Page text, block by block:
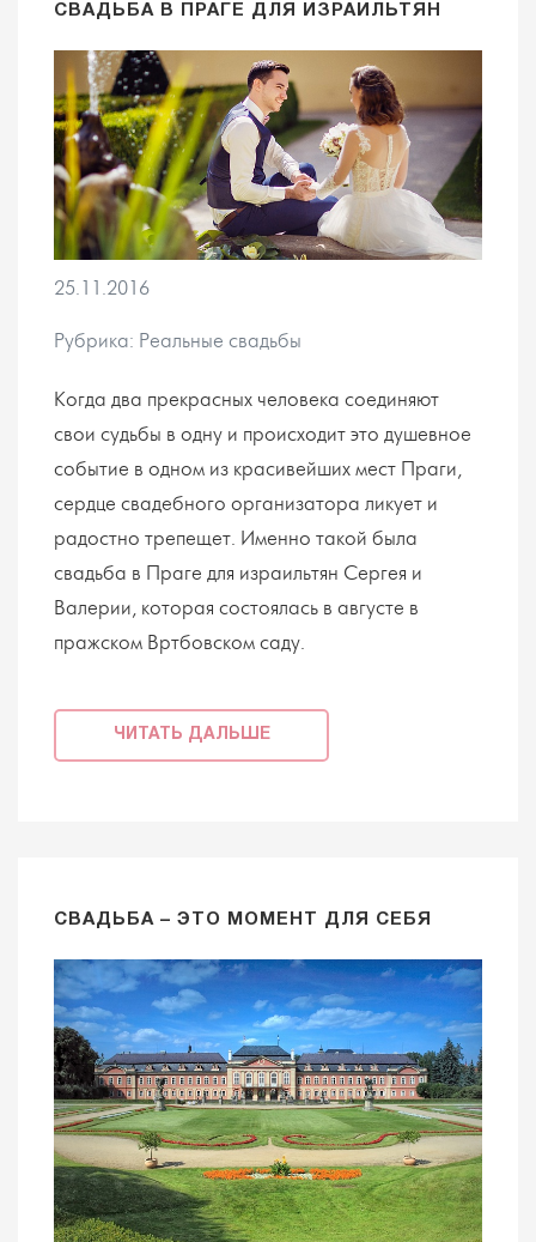
СВАДЬБА В ПРАГЕ ДЛЯ ИЗРАИЛЬТЯН
25.11.2016
Рубрика: Реальные свадьбы
Когда два прекрасных человека соединяют
свои судьбы в одну и происходит это душевное
событие в одном из красивейших мест Праги,
сердце свадебного организатора ликует и
радостно трепещет. Именно такой была
свадьба в Праге для израильтян Сергея и
Валерии, которая состоялась в августе в
пражском Вртбовском саду.
ЧИТАТЬ ДАЛЬШЕ
СВАДЬБА – ЭТО МОМЕНТ ДЛЯ СЕБЯ